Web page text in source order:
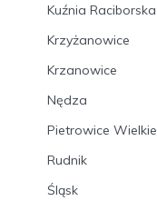
Kuźnia Raciborska
Krzyżanowice
Krzanowice
Nędza
Pietrowice Wielkie
Rudnik
Śląsk